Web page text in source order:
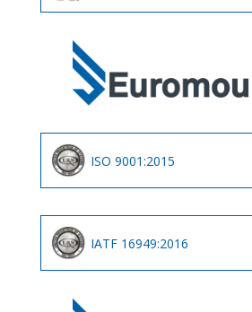
ISO 9001:2015
IATF 16949:2016